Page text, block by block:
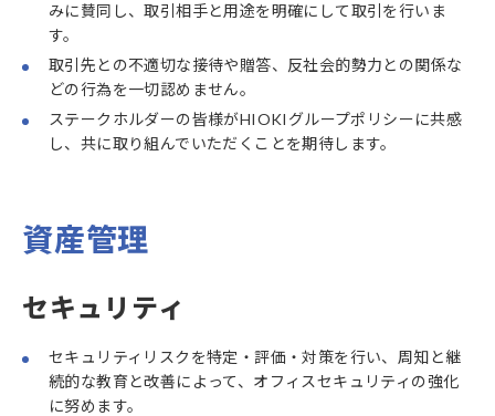
みに賛同し、取引相手と用途を明確にして取引を行いま
す。
取引先との不適切な接待や贈答、反社会的勢力との関係な
どの行為を一切認めません。
ステークホルダーの皆様がHIOKIグループポリシーに共感
し、共に取り組んでいただくことを期待します。
資産管理
セキュリティ
セキュリティリスクを特定・評価・対策を行い、周知と継
続的な教育と改善によって、オフィスセキュリティの強化
に努めます。